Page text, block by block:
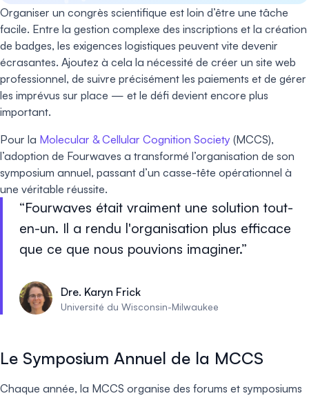
Organiser un congrès scientifique est loin d’être une tâche
facile. Entre la gestion complexe des inscriptions et la création
de badges, les exigences logistiques peuvent vite devenir
écrasantes. Ajoutez à cela la nécessité de créer un site web
professionnel, de suivre précisément les paiements et de gérer
les imprévus sur place — et le défi devient encore plus
important.
Pour la Molecular & Cellular Cognition Society (MCCS),
l’adoption de Fourwaves a transformé l’organisation de son
symposium annuel, passant d’un casse-tête opérationnel à
une véritable réussite.
Fourwaves était vraiment une solution tout-
en-un. Il a rendu l'organisation plus efficace
que ce que nous pouvions imaginer.
Dre. Karyn Frick
Université du Wisconsin-Milwaukee
Le Symposium Annuel de la MCCS
Chaque année, la MCCS organise des forums et symposiums